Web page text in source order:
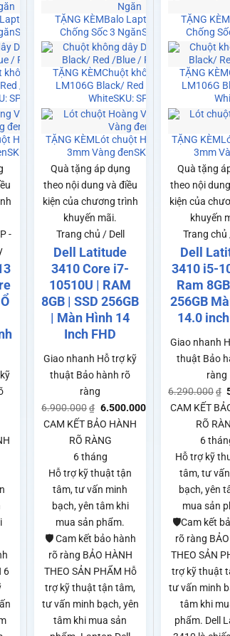
Hoàng Vũ
SKU: SP0141
không dây Dareu
/Blue / Pink /
SP0021
Hoàng Vũ 25x30
SKU: SP0140
-
6
TẶNG KÈMBalo Laptop Hoàng Vũ
Chống Sốc 3 NgănSKU: SP0141
TẶNG KÈMChuột không dây Dareu
LM106G Black/ Red /Blue / Pink /
WhiteSKU: SP0021
TẶNG KÈMLót chuột Hoàng Vũ 25x30
3mm Vàng đenSKU: SP0140
Quà tặng áp dụng
theo nội dung và điều
kiện của chương trình
khuyến mãi.
Trang chủ / Dell
Dell Latitude
3410 Core i7-
10510U | RAM
8GB | SSD 256GB
| Màn Hình 14
Inch FHD
Giao nhanh Hỗ trợ kỹ
thuật Bảo hành rõ
ràng
6.900.000 ₫ 6.500.000
CAM KẾT BẢO HÀNH
RÕ RÀNG
6 tháng
Hỗ trợ kỹ thuật tận
tâm, tư vấn minh
bạch, yên tâm khi
mua sản phẩm.
🛡️ Cam kết bảo hành
rõ ràng BẢO HÀNH
THEO SẢN PHẨM Hỗ
trợ kỹ thuật tận tâm,
tư vấn minh bạch, yên
tâm khi mua sản
TẶNG KÈM
Chống
TẶNG KÈM
LM106G
TẶNG KÈM
3mm
Quà tặng
theo nội
kiện của
khuyến
Trang chủ
Dell
3410 i5-
Ram
256GB
14.0
Giao nhanh
thuật Bảo
ràng
6.290.000 ₫
CAM KẾT
RÕ
6
Hỗ trợ kỹ
tâm, tư
bạch, yên
mua sản
🛡️Cam kết
rõ ràng
THEO SẢN
trợ kỹ thuật
tư vấn minh
tâm khi
phẩm. Dell